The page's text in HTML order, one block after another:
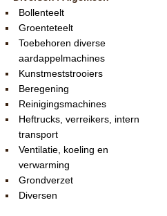
Bollenteelt
Groenteteelt
Toebehoren diverse
aardappelmachines
Kunstmeststrooiers
Beregening
Reinigingsmachines
Heftrucks, verreikers, intern
transport
Ventilatie, koeling en
verwarming
Grondverzet
Diversen